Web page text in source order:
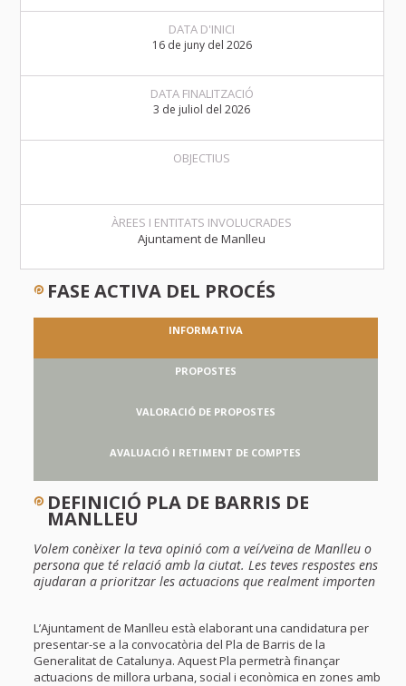
DATA D'INICI
16 de juny del 2026
DATA FINALITZACIÓ
3 de juliol del 2026
OBJECTIUS
ÀREES I ENTITATS INVOLUCRADES
Ajuntament de Manlleu
FASE ACTIVA DEL PROCÉS
INFORMATIVA
PROPOSTES
VALORACIÓ DE PROPOSTES
AVALUACIÓ I RETIMENT DE COMPTES
DEFINICIÓ PLA DE BARRIS DE
MANLLEU
Volem conèixer la teva opinió com a veí/veïna de Manlleu o
persona que té relació amb la ciutat. Les teves respostes ens
ajudaran a prioritzar les actuacions que realment importen
L’Ajuntament de Manlleu està elaborant una candidatura per
presentar-se a la convocatòria del Pla de Barris de la
Generalitat de Catalunya. Aquest Pla permetrà finançar
actuacions de millora urbana, social i econòmica en zones amb